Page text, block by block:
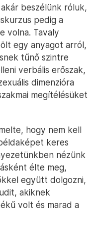
esett szó, a
beszélünk róluk,
pedig a
volna. Tavaly
egy anyagot arról,
tűnő szintre
verbális erőszak,
dimenzióra